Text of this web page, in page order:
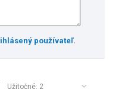
používateľ.
Užitočné: 2